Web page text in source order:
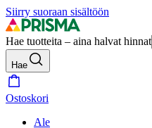
Siirry suoraan sisältöön
Hae tuotteita – aina halvat hinnat
Hae
Ostoskori
Ale